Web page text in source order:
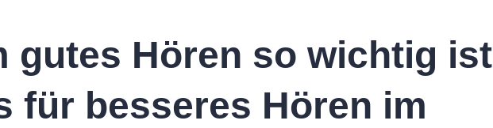
gutes Hören so wichtig ist
für besseres Hören im